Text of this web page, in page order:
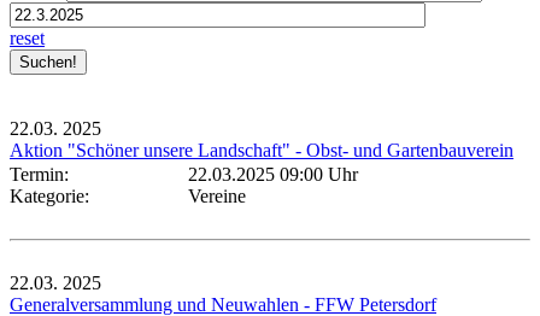
reset
22.03. 2025
Aktion "Schöner unsere Landschaft" - Obst- und Gartenbauverein
Termin:
22.03.2025 09:00 Uhr
Kategorie:
Vereine
22.03. 2025
Generalversammlung und Neuwahlen - FFW Petersdorf